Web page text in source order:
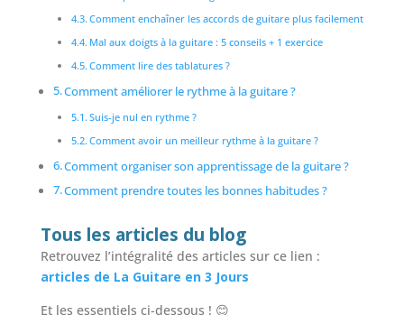
Comment enchaîner les accords de guitare plus facilement
Mal aux doigts à la guitare : 5 conseils + 1 exercice
Comment lire des tablatures ?
Comment améliorer le rythme à la guitare ?
Suis-je nul en rythme ?
Comment avoir un meilleur rythme à la guitare ?
Comment organiser son apprentissage de la guitare ?
Comment prendre toutes les bonnes habitudes ?
Tous les articles du blog
Retrouvez l’intégralité des articles sur ce lien :
articles de La Guitare en 3 Jours
Et les essentiels ci-dessous ! 😊